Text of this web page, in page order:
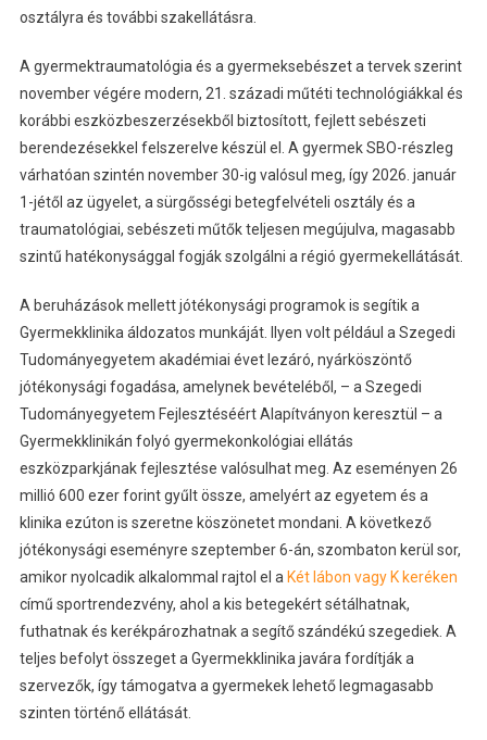
osztályra és további szakellátásra.
A gyermektraumatológia és a gyermeksebészet a tervek szerint
november végére modern, 21. századi műtéti technológiákkal és
korábbi eszközbeszerzésekből biztosított, fejlett sebészeti
berendezésekkel felszerelve készül el. A gyermek SBO-részleg
várhatóan szintén november 30-ig valósul meg, így 2026. január
1-jétől az ügyelet, a sürgősségi betegfelvételi osztály és a
traumatológiai, sebészeti műtők teljesen megújulva, magasabb
szintű hatékonysággal fogják szolgálni a régió gyermekellátását.
A beruházások mellett jótékonysági programok is segítik a
Gyermekklinika áldozatos munkáját. Ilyen volt például a Szegedi
Tudományegyetem akadémiai évet lezáró, nyárköszöntő
jótékonysági fogadása, amelynek bevételéből, – a Szegedi
Tudományegyetem Fejlesztéséért Alapítványon keresztül – a
Gyermekklinikán folyó gyermekonkológiai ellátás
eszközparkjának fejlesztése valósulhat meg. Az eseményen 26
millió 600 ezer forint gyűlt össze, amelyért az egyetem és a
klinika ezúton is szeretne köszönetet mondani. A következő
jótékonysági eseményre szeptember 6-án, szombaton kerül sor,
amikor nyolcadik alkalommal rajtol el a Két lábon vagy K keréken
című sportrendezvény, ahol a kis betegekért sétálhatnak,
futhatnak és kerékpározhatnak a segítő szándékú szegediek. A
teljes befolyt összeget a Gyermekklinika javára fordítják a
szervezők, így támogatva a gyermekek lehető legmagasabb
szinten történő ellátását.